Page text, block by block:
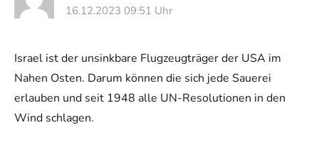
16.12.2023 09:51 Uhr
Israel ist der unsinkbare Flugzeugträger der USA im
Nahen Osten. Darum können die sich jede Sauerei
erlauben und seit 1948 alle UN-Resolutionen in den
Wind schlagen.